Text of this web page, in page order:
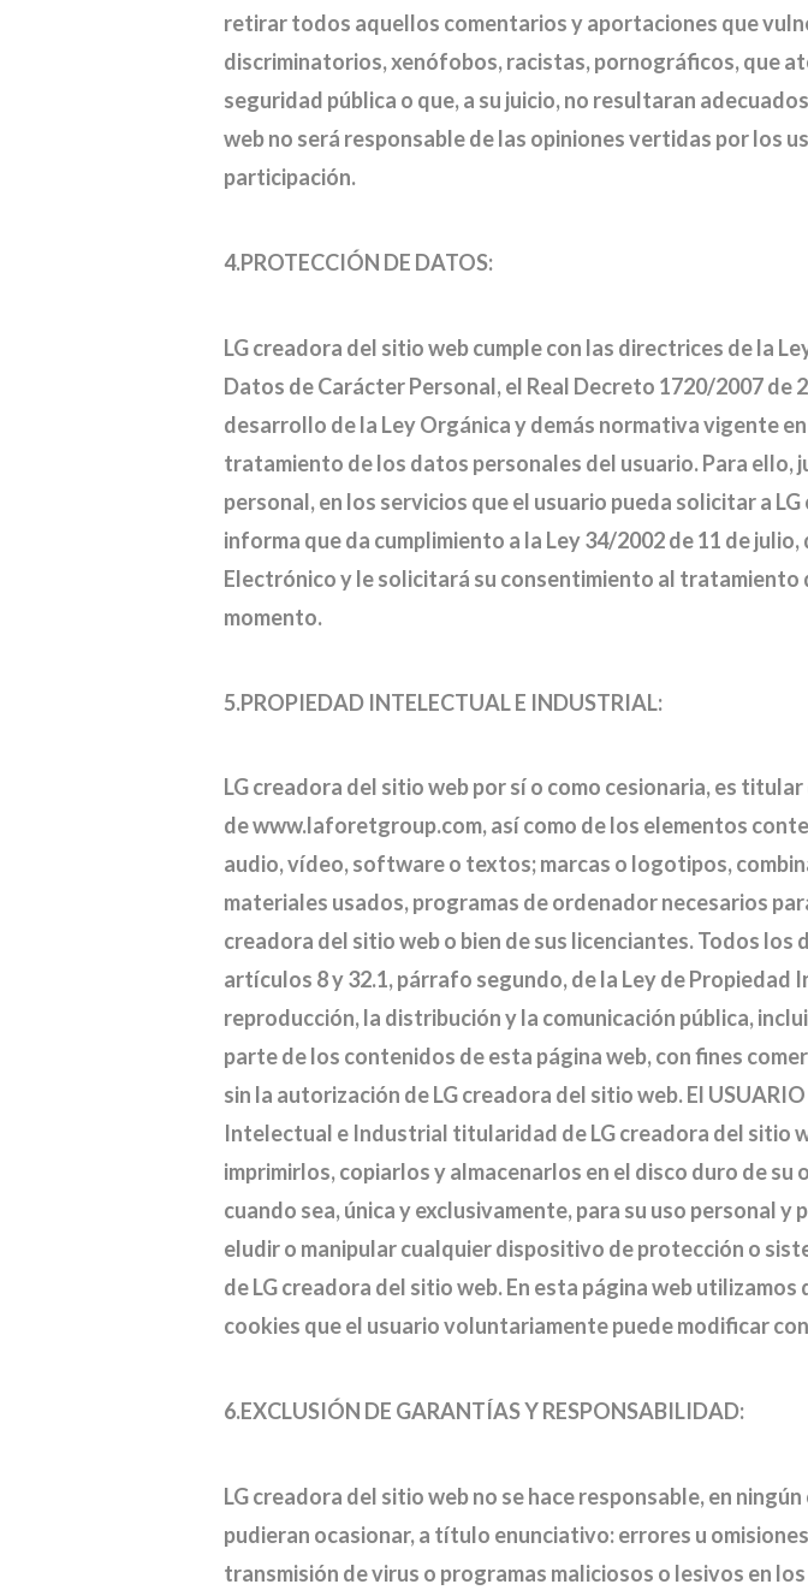
retirar todos aquellos comentarios y aportaciones que
discriminatorios, xenófobos, racistas, pornográficos, que
seguridad pública o que, a su juicio, no resultaran
web no será responsable de las opiniones vertidas por los
participación.
4.PROTECCIÓN DE DATOS:
LG creadora del sitio web cumple con las directrices de la
Datos de Carácter Personal, el Real Decreto 1720/2007 de
desarrollo de la Ley Orgánica y demás normativa vigente
tratamiento de los datos personales del usuario. Para
personal, en los servicios que el usuario pueda solicitar a
informa que da cumplimiento a la Ley 34/2002 de 11 de
Electrónico y le solicitará su consentimiento al tratamiento
momento.
5.PROPIEDAD INTELECTUAL E INDUSTRIAL:
LG creadora del sitio web por sí o como cesionaria, es
de www.laforetgroup.com, así como de los elementos
audio, vídeo, software o textos; marcas o logotipos,
materiales usados, programas de ordenador necesarios
creadora del sitio web o bien de sus licenciantes. Todos
artículos 8 y 32.1, párrafo segundo, de la Ley de
reproducción, la distribución y la comunicación pública,
parte de los contenidos de esta página web, con fines
sin la autorización de LG creadora del sitio web. El
Intelectual e Industrial titularidad de LG creadora del sitio
imprimirlos, copiarlos y almacenarlos en el disco duro de
cuando sea, única y exclusivamente, para su uso personal
eludir o manipular cualquier dispositivo de protección o
de LG creadora del sitio web. En esta página web
cookies que el usuario voluntariamente puede modificar
6.EXCLUSIÓN DE GARANTÍAS Y RESPONSABILIDAD:
LG creadora del sitio web no se hace responsable, en
pudieran ocasionar, a título enunciativo: errores u
transmisión de virus o programas maliciosos o lesivos en